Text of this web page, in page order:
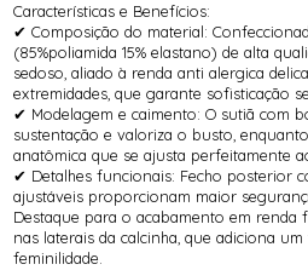
Características e Benefícios:
✔ Composição do material:
(85%poliamida 15% elastano) de alta
sedoso, aliado à renda anti alergica
extremidades, que garante sofisticação
✔ Modelagem e caimento: O sutiã com
sustentação e valoriza o busto,
anatômica que se ajusta perfeitamente
✔ Detalhes funcionais: Fecho posterior
ajustáveis proporcionam maior
Destaque para o acabamento em
nas laterais da calcinha, que adiciona
feminilidade.